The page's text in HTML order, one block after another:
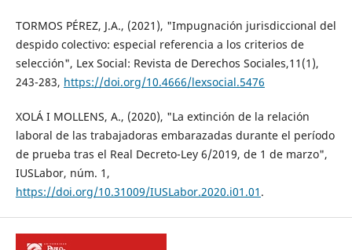
TORMOS PÉREZ, J.A., (2021), "Impugnación jurisdiccional del
despido colectivo: especial referencia a los criterios de
selección", Lex Social: Revista de Derechos Sociales,11(1),
243-283, https://doi.org/10.4666/lexsocial.5476
XOLÁ I MOLLENS, A., (2020), "La extinción de la relación
laboral de las trabajadoras embarazadas durante el período
de prueba tras el Real Decreto-Ley 6/2019, de 1 de marzo",
IUSLabor, núm. 1,
https://doi.org/10.31009/IUSLabor.2020.i01.01 .